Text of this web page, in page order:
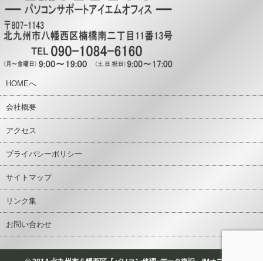
HOMEへ
会社概要
アクセス
プライバシーポリシー
サイトマップ
リンク集
お問い合わせ